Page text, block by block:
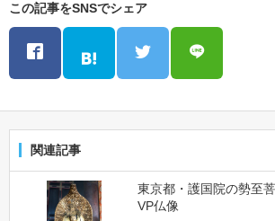
この記事をSNSでシェア
関連記事
東京都・護国院の勢至
VP仏像